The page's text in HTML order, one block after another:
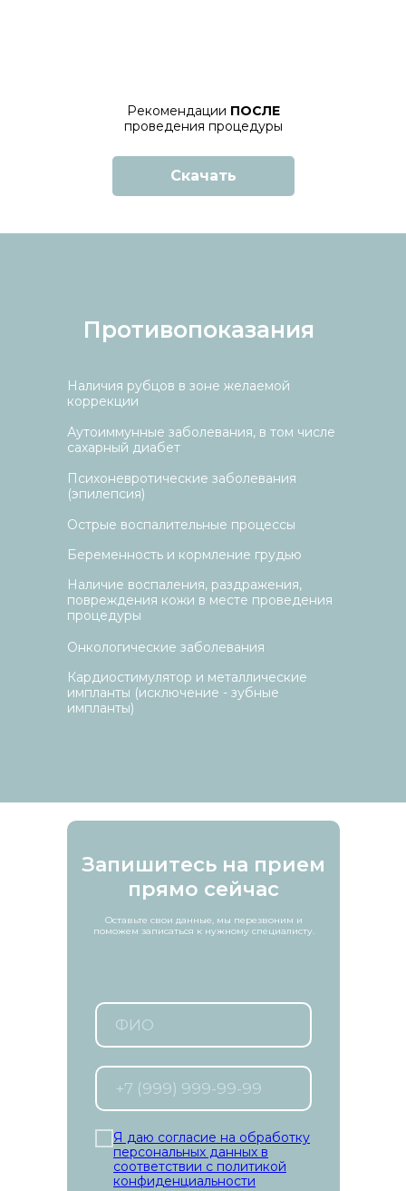
Рекомендации ПОСЛЕ
проведения процедуры
Скачать
Противопоказания
Наличие воспаления, раздражения,
повреждения кожи в месте проведения
процедуры
Наличия рубцов в зоне желаемой
коррекции
Аутоиммунные заболевания, в том числе
сахарный диабет
Острые воспалительные процессы
Беременность и кормление грудью
Онкологические заболевания
Психоневротические заболевания
(эпилепсия)
Кардиостимулятор и металлические
импланты (исключение - зубные
импланты)
Запишитесь на прием
прямо сейчас
Оставьте свои данные, мы перезвоним и
поможем записаться к нужному специалисту.
Я даю согласие на обработку
персональных данных в
соответствии с политикой
конфиденциальности